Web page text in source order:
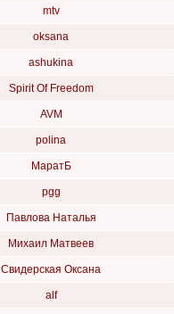
mtv
oksana
ashukina
Spirit Of Freedom
AVM
polina
МаратБ
pgg
Павлова Наталья
Михаил Матвеев
Свидерская Оксана
alf